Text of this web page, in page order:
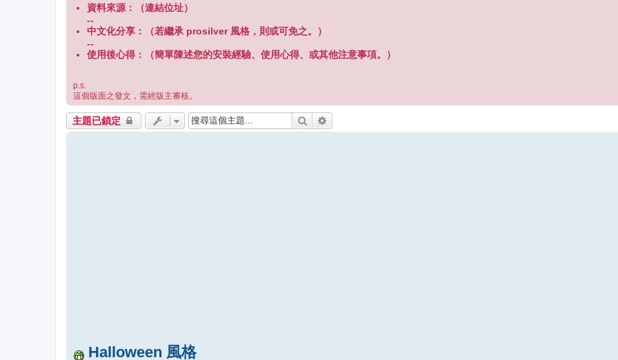
資料來源：（連結位址）
--
中文化分享：（若繼承 prosilver 風格，則或可免之。）
--
使用後心得：（簡單陳述您的安裝經驗、使用心得、或其他注意事項。）
p.s.
這個版面之發文，需經版主審核。
主題已鎖定 搜尋
Halloween 風格